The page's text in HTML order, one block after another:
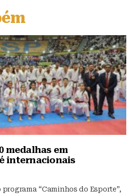
s
A
p
p
medalhas em
internacionais
“Caminhos do Esporte”,